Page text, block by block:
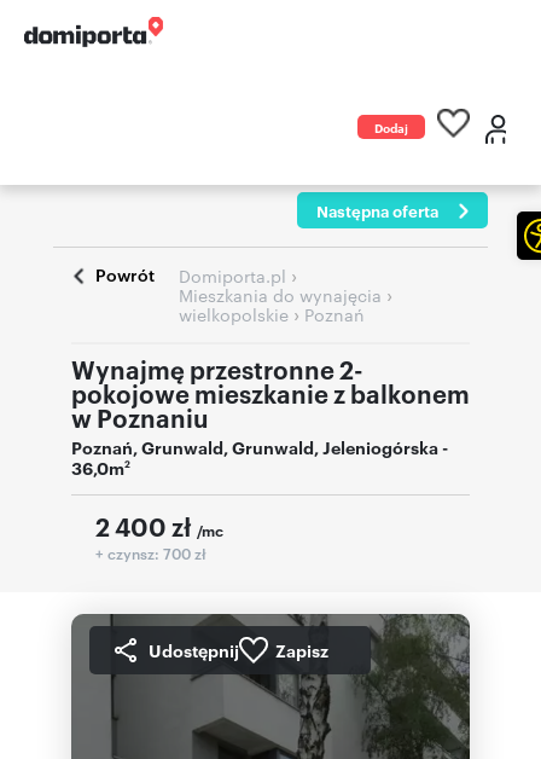
Dodaj
Następna oferta
Powrót Domiporta.pl ›
Mieszkania do wynajęcia ›
wielkopolskie › Poznań
Wynajmę przestronne 2-
pokojowe mieszkanie z balkonem
w Poznaniu
Poznań,Grunwald, Grunwald,Jeleniogórska-
36,0m2
2 400 zł /mc
+ czynsz: 700 zł
Udostępnij Zapisz